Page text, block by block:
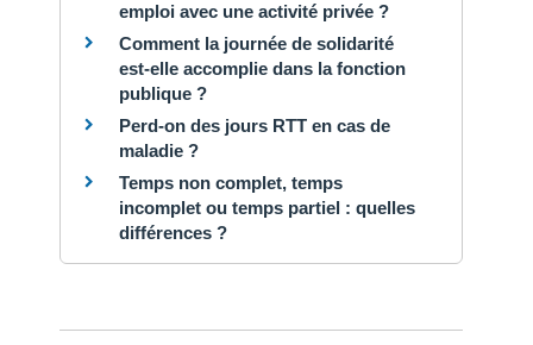
emploi avec une activité privée ?
Comment la journée de solidarité
est-elle accomplie dans la fonction
publique ?
Perd-on des jours RTT en cas de
maladie ?
Temps non complet, temps
incomplet ou temps partiel : quelles
différences ?